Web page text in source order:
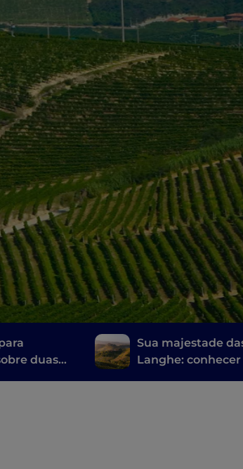
duas
Sua majestade
Langhe: conhecer